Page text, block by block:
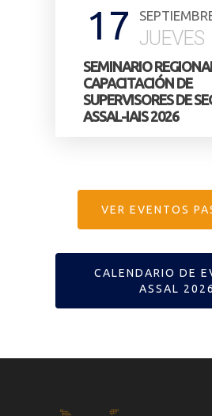
17 JUEVES
SEMINARIO
CAPACITACIÓN DE
SUPERVISORES DE
ASSAL-IAIS 2026
VER EVENTOS
CALENDARIO DE
ASSAL 2026